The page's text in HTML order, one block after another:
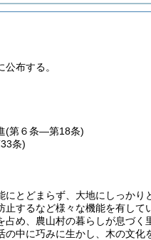
布する。
(第６条―第18条)
条)
とどまらず、大地にしっか
するなど様々な機能を有して
占め、農山村の暮らしが息づ
中に巧みに生かし、木の文